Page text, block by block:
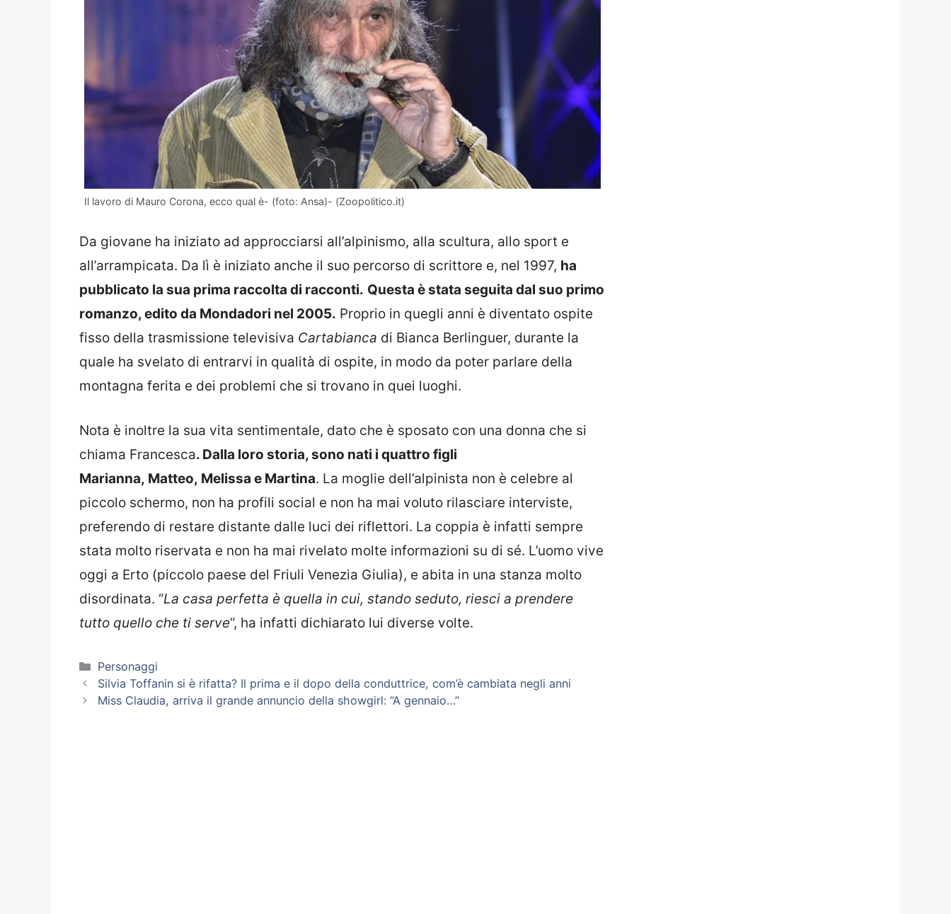
Il lavoro di Mauro Corona, ecco qual è- (foto: Ansa)- (Zoopolitico.it)
Da giovane ha iniziato ad approcciarsi all’alpinismo, alla scultura, allo sport e
all’arrampicata. Da lì è iniziato anche il suo percorso di scrittore e, nel 1997, ha
pubblicato la sua prima raccolta di racconti. Questa è stata seguita dal suo primo
romanzo, edito da Mondadori nel 2005. Proprio in quegli anni è diventato ospite
fisso della trasmissione televisiva Cartabianca di Bianca Berlinguer, durante la
quale ha svelato di entrarvi in qualità di ospite, in modo da poter parlare della
montagna ferita e dei problemi che si trovano in quei luoghi.
Nota è inoltre la sua vita sentimentale, dato che è sposato con una donna che si
chiama Francesca. Dalla loro storia, sono nati i quattro figli
Marianna, Matteo, Melissa e Martina. La moglie dell’alpinista non è celebre al
piccolo schermo, non ha profili social e non ha mai voluto rilasciare interviste,
preferendo di restare distante dalle luci dei riflettori. La coppia è infatti sempre
stata molto riservata e non ha mai rivelato molte informazioni su di sé. L’uomo vive
oggi a Erto (piccolo paese del Friuli Venezia Giulia), e abita in una stanza molto
disordinata. “La casa perfetta è quella in cui, stando seduto, riesci a prendere
tutto quello che ti serve“, ha infatti dichiarato lui diverse volte.
Categorie
Personaggi
Silvia Toffanin si è rifatta? Il prima e il dopo della conduttrice, com’è cambiata negli anni
Miss Claudia, arriva il grande annuncio della showgirl: “A gennaio…”